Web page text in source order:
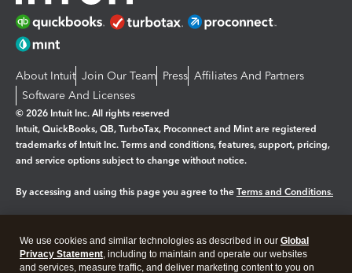
About Intuit Join Our Team Press Affiliates And Partners
Software And Licenses
© 2026 Intuit Inc. All rights reserved
Intuit, QuickBooks, QB, TurboTax, Proconnect and Mint are registered
trademarks of Intuit Inc. Terms and conditions, features, support, pricing,
and service options subject to change without notice.
By accessing and using this page you agree to the Terms and Conditions.
Legal Privacy Security
We use cookies and similar technologies as described in our Global
Privacy Statement, including to maintain and operate our websites
and services, measure traffic, and deliver marketing content to you on